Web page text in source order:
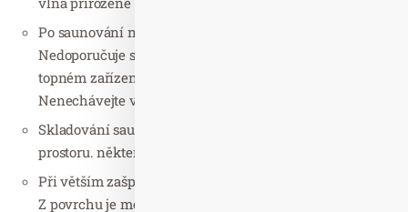
Po saunování nechte čepici přirozeně vyschnout.
Nedoporučuje se sušení na radiátorech ani na jiném
topném zařízení. Sušte při pokojové teplotě.
Nenechávejte v sauně!
Skladování saunové čepice je ideální zavěšením v
prostoru. některé čepice mají i poutko na zavěšení.
Při větším zašpinění čepice:
Z povrchu je možné odstranit nečistoty vlhkým